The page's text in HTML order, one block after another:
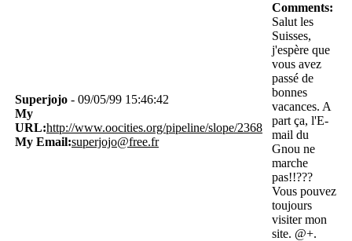
Superjojo - 09/05/99 15:46:42
My
URL:http://www.oocities.org/pipeline/slope/2368
My Email:superjojo@free.fr
Comments:
Salut les
Suisses,
j'espère que
vous avez
passé de
bonnes
vacances. A
part ça, l'E-
mail du
Gnou ne
marche
pas!!???
Vous pouvez
toujours
visiter mon
site. @+.